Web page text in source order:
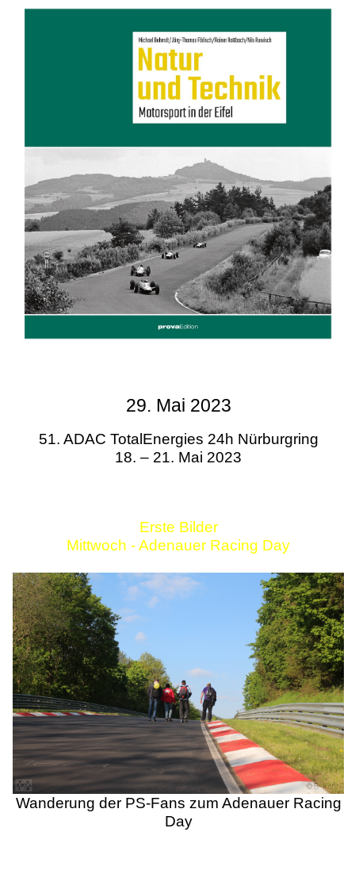
29. Mai 2023
51. ADAC TotalEnergies 24h Nürburgring
18. – 21. Mai 2023
Erste Bilder
Mittwoch - Adenauer Racing Day
Wanderung der PS-Fans zum Adenauer Racing
Day